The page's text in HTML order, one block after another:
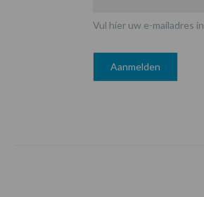
Vul hier uw e-mailadres in